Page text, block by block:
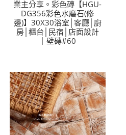
業主分享。彩色磚【HGU-
DG356彩色水磨石(修
邊)】30X30浴室│客廳│廚
房│櫃台│民宿│店面設計
｜壁磚#60